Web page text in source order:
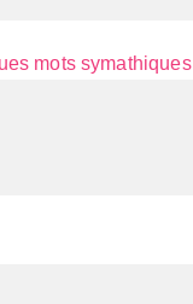
mots symathiques